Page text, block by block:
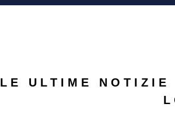
LE ULTIME NOTIZIE